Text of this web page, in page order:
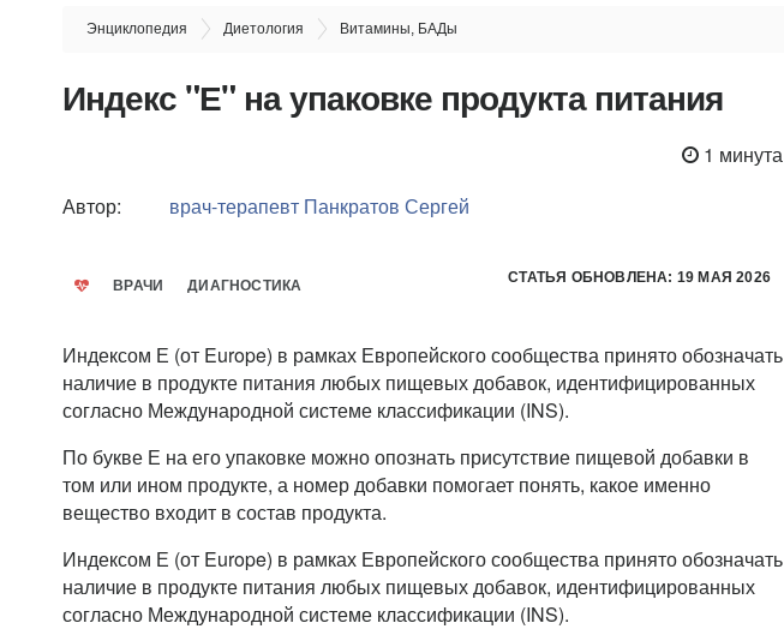
Энциклопедия Диетология Витамины, БАДы
Индекс "Е" на упаковке продукта питания
1 минута
Автор:
врач-терапевт Панкратов Сергей
ВРАЧИ ДИАГНОСТИКА СТАТЬЯ ОБНОВЛЕНА: 19 МАЯ 2026
Индексом Е (от Europe) в рамках Европейского сообщества принято обозначать
наличие в продукте питания любых пищевых добавок, идентифицированных
согласно Международной системе классификации (INS).
По букве Е на его упаковке можно опознать присутствие пищевой добавки в
том или ином продукте, а номер добавки помогает понять, какое именно
вещество входит в состав продукта.
Индексом Е (от Europe) в рамках Европейского сообщества принято обозначать
наличие в продукте питания любых пищевых добавок, идентифицированных
согласно Международной системе классификации (INS).